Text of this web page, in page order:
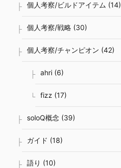
個人考察/ビルドアイテム (14)
個人考察/戦略 (30)
個人考察/チャンピオン (42)
ahri (6)
fizz (17)
soloQ概念 (39)
ガイド (18)
語り (10)